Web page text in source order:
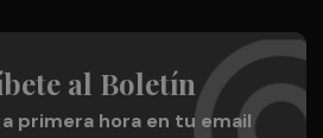
al Boletín
primera hora en tu email